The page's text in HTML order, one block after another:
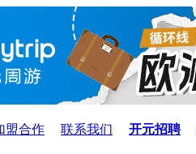
盟合作 联系我们 开元招聘